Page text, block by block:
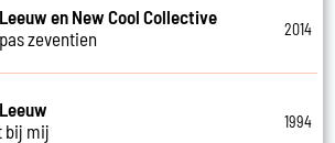
en New Cool Collective
zeventien
2014
bij mij
1994